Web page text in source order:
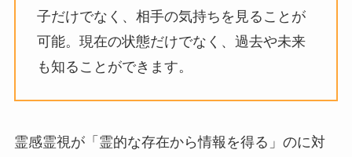
子だけでなく、相手の気持ちを見ることが
可能。現在の状態だけでなく、過去や未来
も知ることができます。
霊感霊視が「霊的な存在から情報を得る」のに対